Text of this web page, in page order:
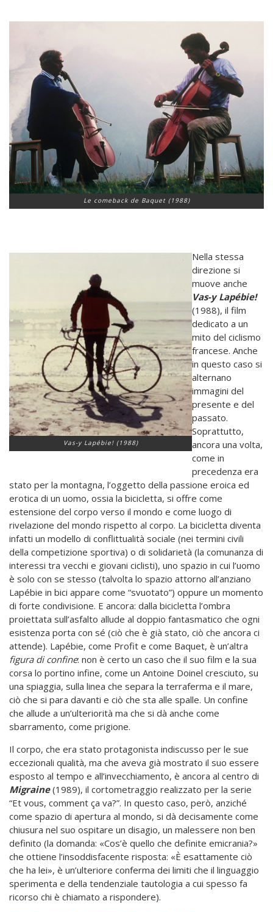
Le comeback de Baquet (1988)
Vas-y Lapébie! (1988)
Nella stessa
direzione si
muove anche
Vas-y Lapébie!
(1988), il film
dedicato a un
mito del ciclismo
francese. Anche
in questo caso si
alternano
immagini del
presente e del
passato.
Soprattutto,
ancora una volta,
come in
precedenza era
stato per la montagna, l’oggetto della passione eroica ed
erotica di un uomo, ossia la bicicletta, si offre come
estensione del corpo verso il mondo e come luogo di
rivelazione del mondo rispetto al corpo. La bicicletta diventa
infatti un modello di conflittualità sociale (nei termini civili
della competizione sportiva) o di solidarietà (la comunanza di
interessi tra vecchi e giovani ciclisti), uno spazio in cui l’uomo
è solo con se stesso (talvolta lo spazio attorno all’anziano
Lapébie in bici appare come “svuotato”) oppure un momento
di forte condivisione. E ancora: dalla bicicletta l’ombra
proiettata sull’asfalto allude al doppio fantasmatico che ogni
esistenza porta con sé (ciò che è già stato, ciò che ancora ci
attende). Lapébie, come Profit e come Baquet, è un’altra
figura di confine: non è certo un caso che il suo film e la sua
corsa lo portino infine, come un Antoine Doinel cresciuto, su
una spiaggia, sulla linea che separa la terraferma e il mare,
ciò che si para davanti e ciò che sta alle spalle. Un confine
che allude a un’ulteriorità ma che si dà anche come
sbarramento, come prigione.
Il corpo, che era stato protagonista indiscusso per le sue
eccezionali qualità, ma che aveva già mostrato il suo essere
esposto al tempo e all’invecchiamento, è ancora al centro di
Migraine(1989), il cortometraggio realizzato per la serie
“Et vous, comment ça va?”. In questo caso, però, anziché
come spazio di apertura al mondo, si dà decisamente come
chiusura nel suo ospitare un disagio, un malessere non ben
definito (la domanda: «Cos’è quello che definite emicrania?»
che ottiene l’insoddisfacente risposta: «È esattamente ciò
che ha lei», è un’ulteriore conferma dei limiti che il linguaggio
sperimenta e della tendenziale tautologia a cui spesso fa
ricorso chi è chiamato a rispondere).